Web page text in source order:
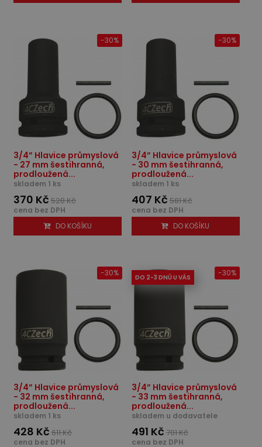
3/4” Hlavice průmyslová
- 27 mm šestihranná,
prodloužená...
skladem 1 ks
370 Kč 528 Kč
-30%
cena bez DPH
DO KOŠÍKU
3/4” Hlavice průmyslová
- 30 mm šestihranná,
prodloužená...
skladem 1 ks
407 Kč 581 Kč
-30%
cena bez DPH
DO KOŠÍKU
3/4” Hlavice průmyslová
- 32 mm šestihranná,
prodloužená...
skladem 1 ks
428 Kč 611 Kč
-30%
cena bez DPH
DO 2-3 DNŮ U VÁS
3/4” Hlavice průmyslová
- 33 mm šestihranná,
prodloužená...
skladem u dodavatele
491 Kč 701 Kč
-30%
cena bez DPH